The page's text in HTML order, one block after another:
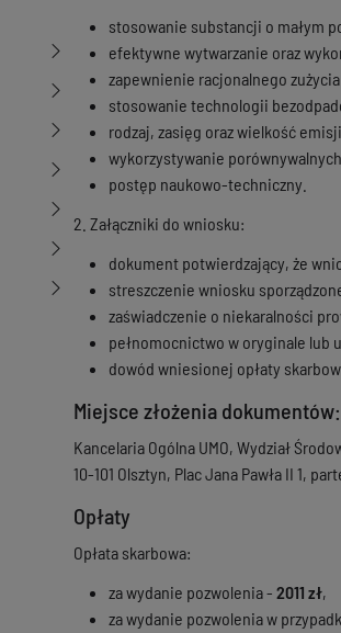
stosowanie substancji o małym
efektywne wytwarzanie oraz
zapewnienie racjonalnego
stosowanie technologii
rodzaj, zasięg oraz wielkość
wykorzystywanie
postęp naukowo-techniczny.
2. Załączniki do wniosku:
dokument potwierdzający, że
streszczenie wniosku
zaświadczenie o niekaralności
pełnomocnictwo w oryginale lub
dowód wniesionej opłaty
Miejsce złożenia dokumentów:
Kancelaria Ogólna UMO, Wydział
10-101 Olsztyn, Plac Jana Pawła II 1,
Opłaty
Opłata skarbowa:
za wydanie pozwolenia - 2011 zł,
za wydanie pozwolenia w